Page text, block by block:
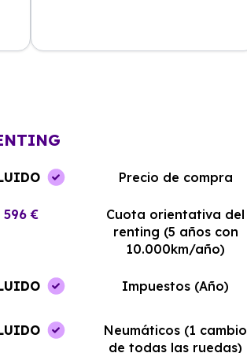
Precio de compra
596 €
Cuota orientativa del
renting (5 años con
10.000km/año)
Impuestos (Año)
Neumáticos (1 cambio
de todas las ruedas)